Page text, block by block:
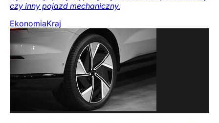
czy inny pojazd mechaniczny.
EkonomiaKraj